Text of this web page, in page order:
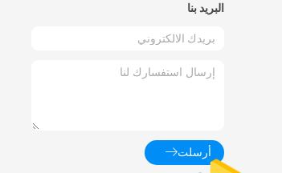
البريد بنا
أرسلت